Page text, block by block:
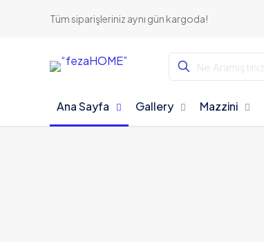
Tüm siparişleriniz aynı gün kargoda!
Ana Sayfa Gallery Mazzini